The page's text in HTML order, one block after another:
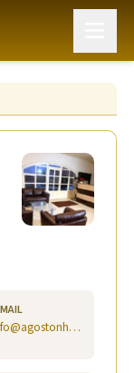
info@agostonhotel.hu